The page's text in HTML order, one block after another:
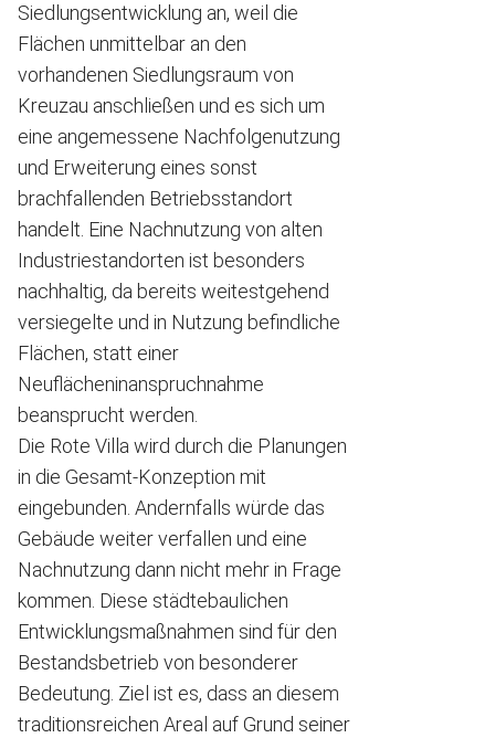
Siedlungsentwicklung an, weil die
Flächen unmittelbar an den
vorhandenen Siedlungsraum von
Kreuzau anschließen und es sich um
eine angemessene Nachfolgenutzung
und Erweiterung eines sonst
brachfallenden Betriebsstandort
handelt. Eine Nachnutzung von alten
Industriestandorten ist besonders
nachhaltig, da bereits weitestgehend
versiegelte und in Nutzung befindliche
Flächen, statt einer
Neuflächeninanspruchnahme
beansprucht werden.
Die Rote Villa wird durch die Planungen
in die Gesamt-Konzeption mit
eingebunden. Andernfalls würde das
Gebäude weiter verfallen und eine
Nachnutzung dann nicht mehr in Frage
kommen. Diese städtebaulichen
Entwicklungsmaßnahmen sind für den
Bestandsbetrieb von besonderer
Bedeutung. Ziel ist es, dass an diesem
traditionsreichen Areal auf Grund seiner